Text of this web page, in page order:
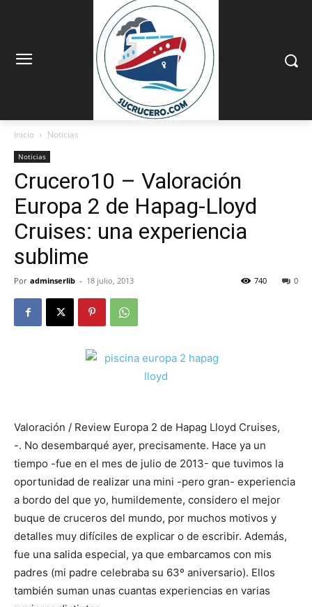
Inicio Noticias
Noticias
Crucero10 – Valoración
Europa 2 de Hapag-Lloyd
Cruises: una experiencia
sublime
Por adminserlib - 18 julio, 2013 0
740
Valoración / Review Europa 2 de Hapag Lloyd Cruises,
-. No desembarqué ayer, precisamente. Hace ya un
tiempo -fue en el mes de julio de 2013- que tuvimos la
oportunidad de realizar una mini -pero gran- experiencia
a bordo del que yo, humildemente, considero el mejor
buque de cruceros del mundo, por muchos motivos y
detalles muy difíciles de explicar o de escribir. Además,
fue una salida especial, ya que embarcamos con mis
padres (mi padre celebraba su 63º aniversario). Ellos
también suman unas cuantas experiencias en varias